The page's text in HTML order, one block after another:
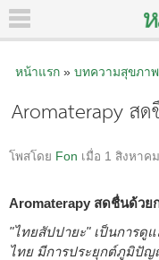
หน้าแรก» บทความสุขภา
Aromaterapy ส
โพสโดย Fon เมื่อ 1 สิงหาค
Aromaterapy สดชื่นด้วย
"ไทยสัปปายะ" เป็นการดู
ไทย มีการประยุกต์ภูมิปั